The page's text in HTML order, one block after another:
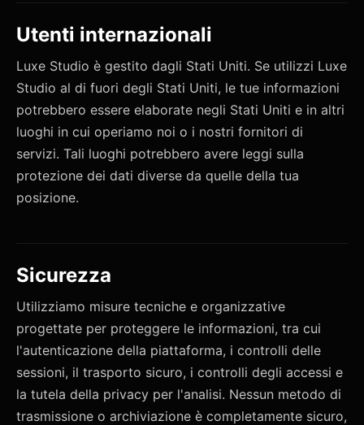
Utenti internazionali
Luxe Studio è gestito dagli Stati Uniti. Se utilizzi Luxe
Studio al di fuori degli Stati Uniti, le tue informazioni
potrebbero essere elaborate negli Stati Uniti e in altri
luoghi in cui operiamo noi o i nostri fornitori di
servizi. Tali luoghi potrebbero avere leggi sulla
protezione dei dati diverse da quelle della tua
posizione.
Sicurezza
Utilizziamo misure tecniche e organizzative
progettate per proteggere le informazioni, tra cui
l'autenticazione della piattaforma, i controlli delle
sessioni, il trasporto sicuro, i controlli degli accessi e
la tutela della privacy per l'analisi. Nessun metodo di
trasmissione o archiviazione è completamente sicuro,